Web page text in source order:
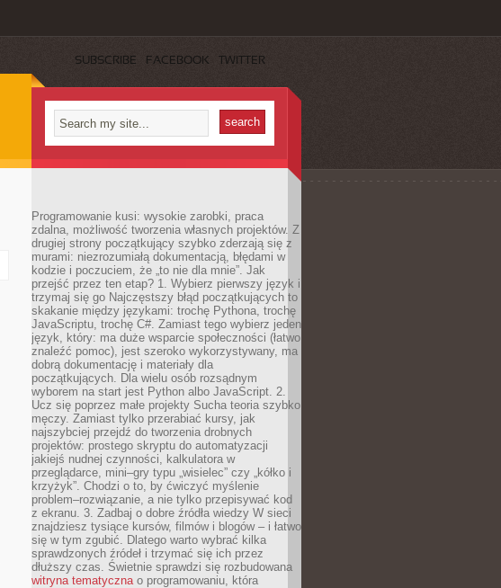
SUBSCRIBE FACEBOOK TWITTER
Programowanie kusi: wysokie zarobki, praca
zdalna, możliwość tworzenia własnych projektów. Z
drugiej strony początkujący szybko zderzają się z
murami: niezrozumiałą dokumentacją, błędami w
kodzie i poczuciem, że „to nie dla mnie”. Jak
przejść przez ten etap? 1. Wybierz pierwszy język i
trzymaj się go Najczęstszy błąd początkujących to
skakanie między językami: trochę Pythona, trochę
JavaScriptu, trochę C#. Zamiast tego wybierz jeden
język, który: ma duże wsparcie społeczności (łatwo
znaleźć pomoc), jest szeroko wykorzystywany, ma
dobrą dokumentację i materiały dla
początkujących. Dla wielu osób rozsądnym
wyborem na start jest Python albo JavaScript. 2.
Ucz się poprzez małe projekty Sucha teoria szybko
męczy. Zamiast tylko przerabiać kursy, jak
najszybciej przejdź do tworzenia drobnych
projektów: prostego skryptu do automatyzacji
jakiejś nudnej czynności, kalkulatora w
przeglądarce, mini–gry typu „wisielec” czy „kółko i
krzyżyk”. Chodzi o to, by ćwiczyć myślenie
problem–rozwiązanie, a nie tylko przepisywać kod
z ekranu. 3. Zadbaj o dobre źródła wiedzy W sieci
znajdziesz tysiące kursów, filmów i blogów – i łatwo
się w tym zgubić. Dlatego warto wybrać kilka
sprawdzonych źródeł i trzymać się ich przez
dłuższy czas. Świetnie sprawdzi się rozbudowana
witryna tematycznao programowaniu, która